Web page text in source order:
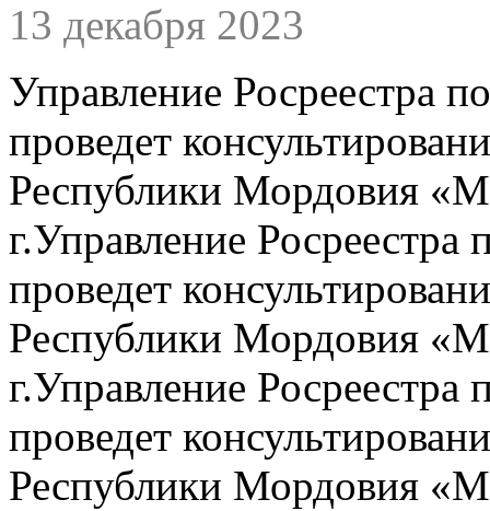
13 декабря 2023
Управление Росреестра
проведет
Республики Мордовия
г.Управление
проведет
Республики Мордовия
г.Управление
проведет
Республики Мордовия